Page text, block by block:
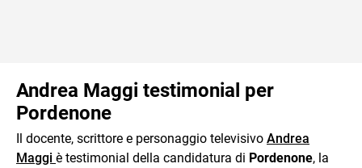
Andrea Maggi testimonial per
Pordenone
Il docente, scrittore e personaggio televisivo Andrea
Maggi è testimonial della candidatura di Pordenone, la